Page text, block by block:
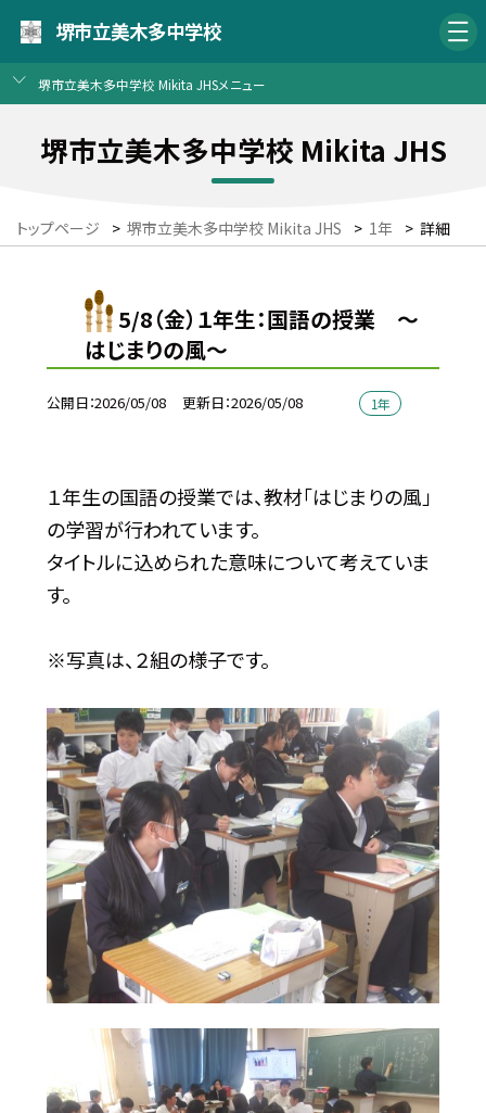
堺市立美木多中学校
堺市立美木多中学校 Mikita JHSメニュー
堺市立美木多中学校 Mikita JHS
トップページ > 堺市立美木多中学校 Mikita JHS > 1年 > 詳細
5/8（金）１年生：国語の授業 〜
はじまりの風～
公開日 2026/05/08 更新日 2026/05/08 1年
１年生の国語の授業では、教材「はじまりの風」
の学習が行われています。
タイトルに込められた意味について考えていま
す。
※写真は、２組の様子です。